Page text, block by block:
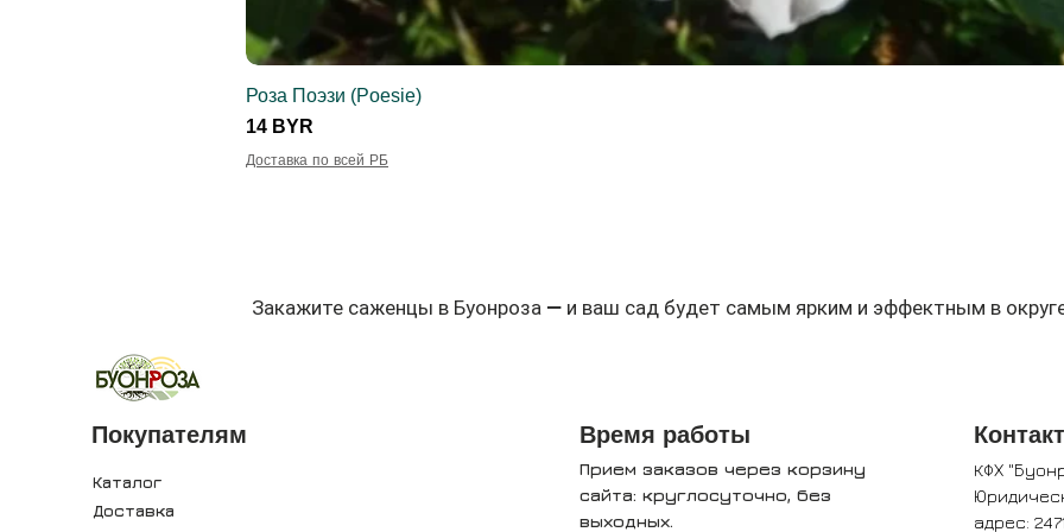
Роза Поэзи (Poesie)
Цена
14 BYR
Доставка по всей РБ
Закажите саженцы в Буонроза — и ваш сад будет самым ярким и эффектным в
Покупателям
Каталог
Доставка
Время работы
Прием заказов через корзину
сайта: круглосуточно, без
выходных.
КФХ
адрес: